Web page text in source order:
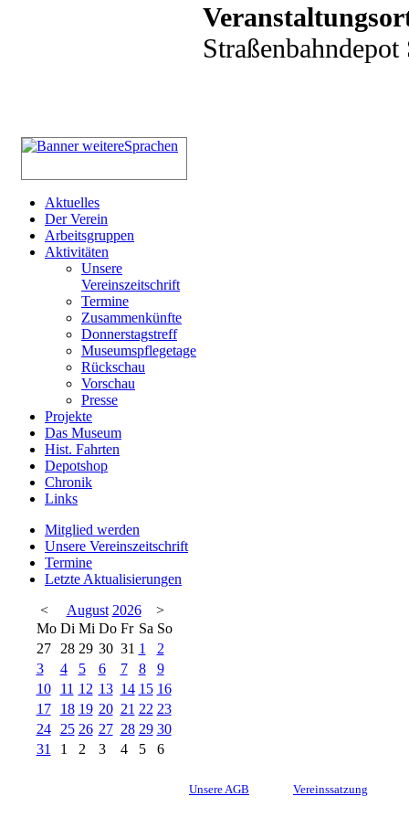
Straßenbahndepot
Aktuelles
Der Verein
Arbeitsgruppen
Aktivitäten
Unsere
Vereinszeitschrift
Termine
Zusammenkünfte
Donnerstagstreff
Museumspflegetage
Rückschau
Vorschau
Presse
Projekte
Das Museum
Hist. Fahrten
Depotshop
Chronik
Links
Mitglied werden
Unsere Vereinszeitschrift
Termine
Letzte Aktualisierungen
<
August 2026
>
Mo Di Mi Do Fr Sa So
27
28 29 30 31 1
2
3
4 5 6 7 8
9
10
11 12 13 14 15 16
17
18 19 20 21 22 23
24
25 26 27 28 29 30
31
1 2 3 4 5 6
Unsere AGB Vereinssatzung